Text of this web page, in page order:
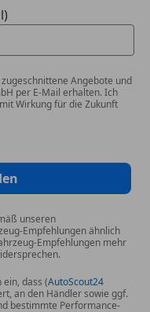
System
schwenkbarem
Line
Angebote und
per E-Mail erhalten. Ich
Wirkung für die Zukunft
unseren
Empfehlungen ähnlich
Empfehlungen mehr
ein, dass (AutoScout24
an den Händler sowie ggf.
bestimmte Performance-